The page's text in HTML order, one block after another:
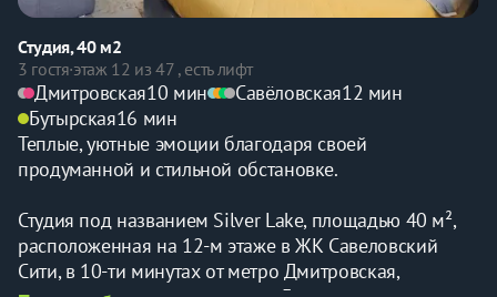
Студия, 40 м2
3 гостя·этаж 12 из 47 , есть лифт
Дмитровская10 мин Савёловская12 мин
Бутырская16 мин
Теплые, уютные эмоции благодаря своей
продуманной и стильной обстановке.
Студия под названием Silver Lake, площадью 40 м²,
расположенная на 12-м этаже в ЖК Савеловский
Сити, в 10-ти минутах от метро Дмитровская,